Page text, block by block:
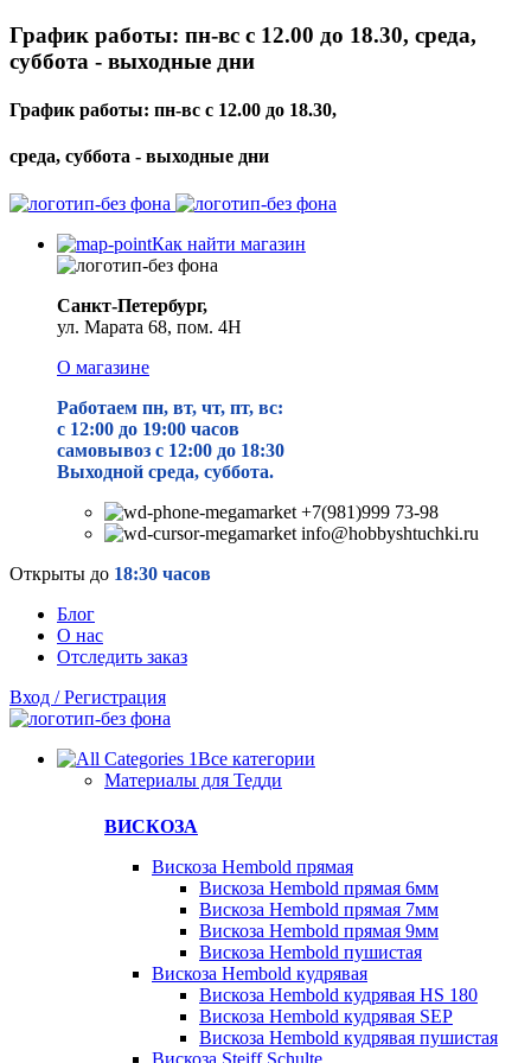
График работы: пн-вс с 12.00 до 18.30, среда,
суббота - выходные дни
График работы: пн-вс с 12.00 до 18.30,
среда, суббота - выходные дни
Как найти магазин
Санкт-Петербург,
ул. Марата 68, пом. 4Н
О магазине
Работаем пн, вт, чт, пт, вс:
с 12:00 до 19:00 часов
самовывоз с 12:00 до 18:30
Выходной среда, суббота.
+7(981)999 73-98
info@hobbyshtuchki.ru
Открыты до 18:30 часов
Блог
О нас
Отследить заказ
Вход / Регистрация
Все категории
Материалы для Тедди
ВИСКОЗА
Вискоза Hembold прямая
Вискоза Hembold прямая 6мм
Вискоза Hembold прямая 7мм
Вискоза Hembold прямая 9мм
Вискоза Hembold пушистая
Вискоза Hembold кудрявая
Вискоза Hembold кудрявая HS 180
Вискоза Hembold кудрявая SEP
Вискоза Hembold кудрявая пушистая
Вискоза Steiff Schulte